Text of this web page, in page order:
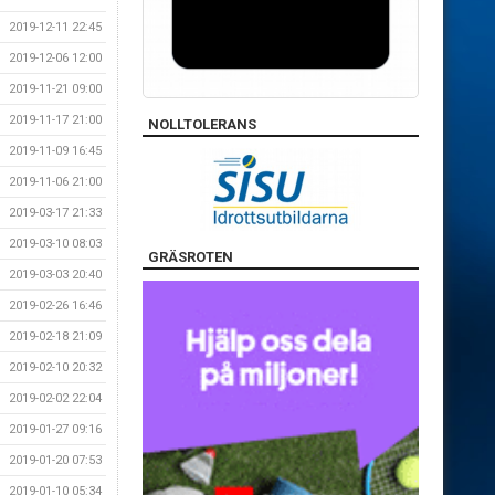
2019-12-11 22:45
2019-12-06 12:00
2019-11-21 09:00
2019-11-17 21:00
2019-11-09 16:45
2019-11-06 21:00
2019-03-17 21:33
2019-03-10 08:03
2019-03-03 20:40
2019-02-26 16:46
2019-02-18 21:09
2019-02-10 20:32
2019-02-02 22:04
2019-01-27 09:16
2019-01-20 07:53
2019-01-10 05:34
NOLLTOLERANS
GRÄSROTEN